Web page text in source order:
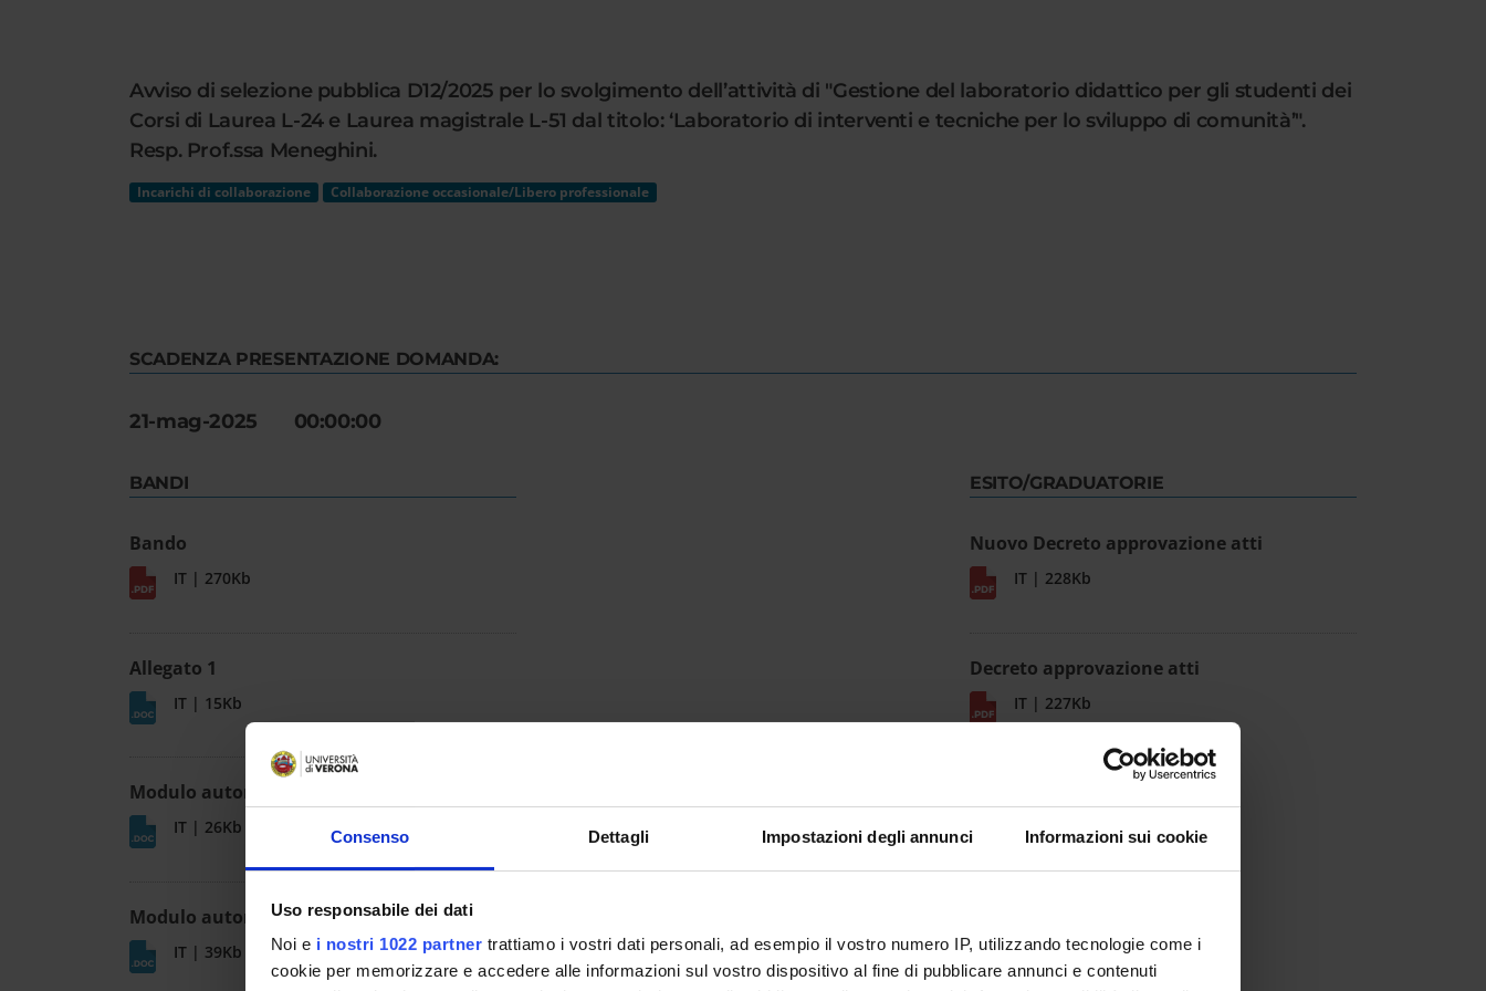
Consenso Dettagli Impostazioni degli annunci Informazioni sui cookie
Uso responsabile dei dati
Noi e i nostri 1022 partner trattiamo i vostri dati personali, ad esempio il vostro numero IP, utilizzando tecnologie come i
cookie per memorizzare e accedere alle informazioni sul vostro dispositivo al fine di pubblicare annunci e contenuti
Avviso di selezione pubblica D12/2025 per lo svolgimento dell’attività di "Gestione del laboratorio didattico per gli studenti dei
Corsi di Laurea L-24 e Laurea magistrale L-51 dal titolo: ‘Laboratorio di interventi e tecniche per lo sviluppo di comunità’".
Resp. Prof.ssa Meneghini.
Incarichi di collaborazione Collaborazione occasionale/Libero professionale
SCADENZA PRESENTAZIONE DOMANDA:
21-mag-2025 00:00:00
BANDI
Bando
IT | 270Kb
Allegato 1
IT | 15Kb
Modulo autorizzazione assegnisti
IT | 26Kb
Modulo autorizzazione dottorandi
IT | 39Kb
ESITO/GRADUATORIE
Nuovo Decreto approvazione atti
IT | 228Kb
Decreto approvazione atti
IT | 227Kb